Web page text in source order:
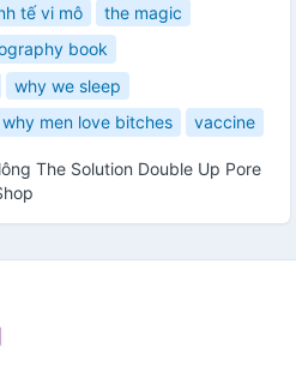
tế vi mô
the magic
book
why we sleep
why men love bitches vaccine
The Solution Double Up Pore